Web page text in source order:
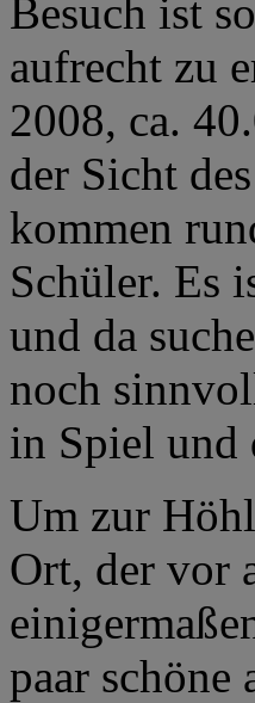
Besuch ist
aufrecht zu
2008, ca.
der Sicht
kommen
Schüler. Es
und da
noch
in Spiel und
Um zur
Ort, der vor
paar